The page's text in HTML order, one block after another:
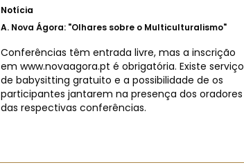
Notícia
A. Nova Ágora: "Olhares sobre o Multiculturalismo"
Conferências têm entrada livre, mas a inscrição
em www.novaagora.pt é obrigatória. Existe serviço
de babysitting gratuito e a possibilidade de os
participantes jantarem na presença dos oradores
das respectivas conferências.